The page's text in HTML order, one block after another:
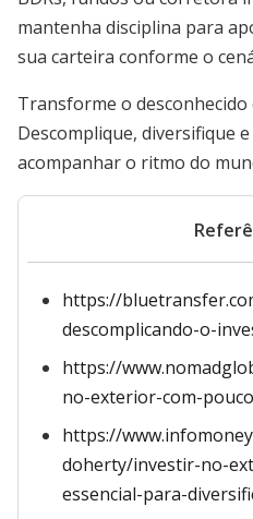
mantenha disciplina para
sua carteira conforme o
Transforme o
Descomplique, diversifique
acompanhar o ritmo do
https://
descomplicando-o-
https://
no-exterior-com-
https://
doherty/investir-no-
essencial-para-